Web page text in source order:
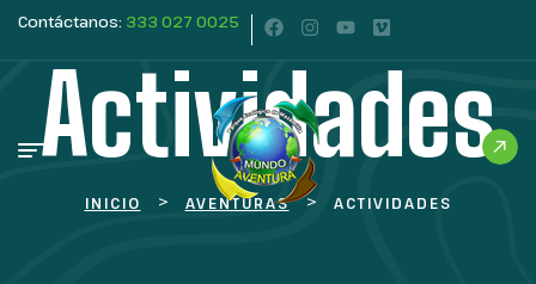
Contáctanos: 333 027 0025
Actividades
INICIO > AVENTURAS > ACTIVIDADES